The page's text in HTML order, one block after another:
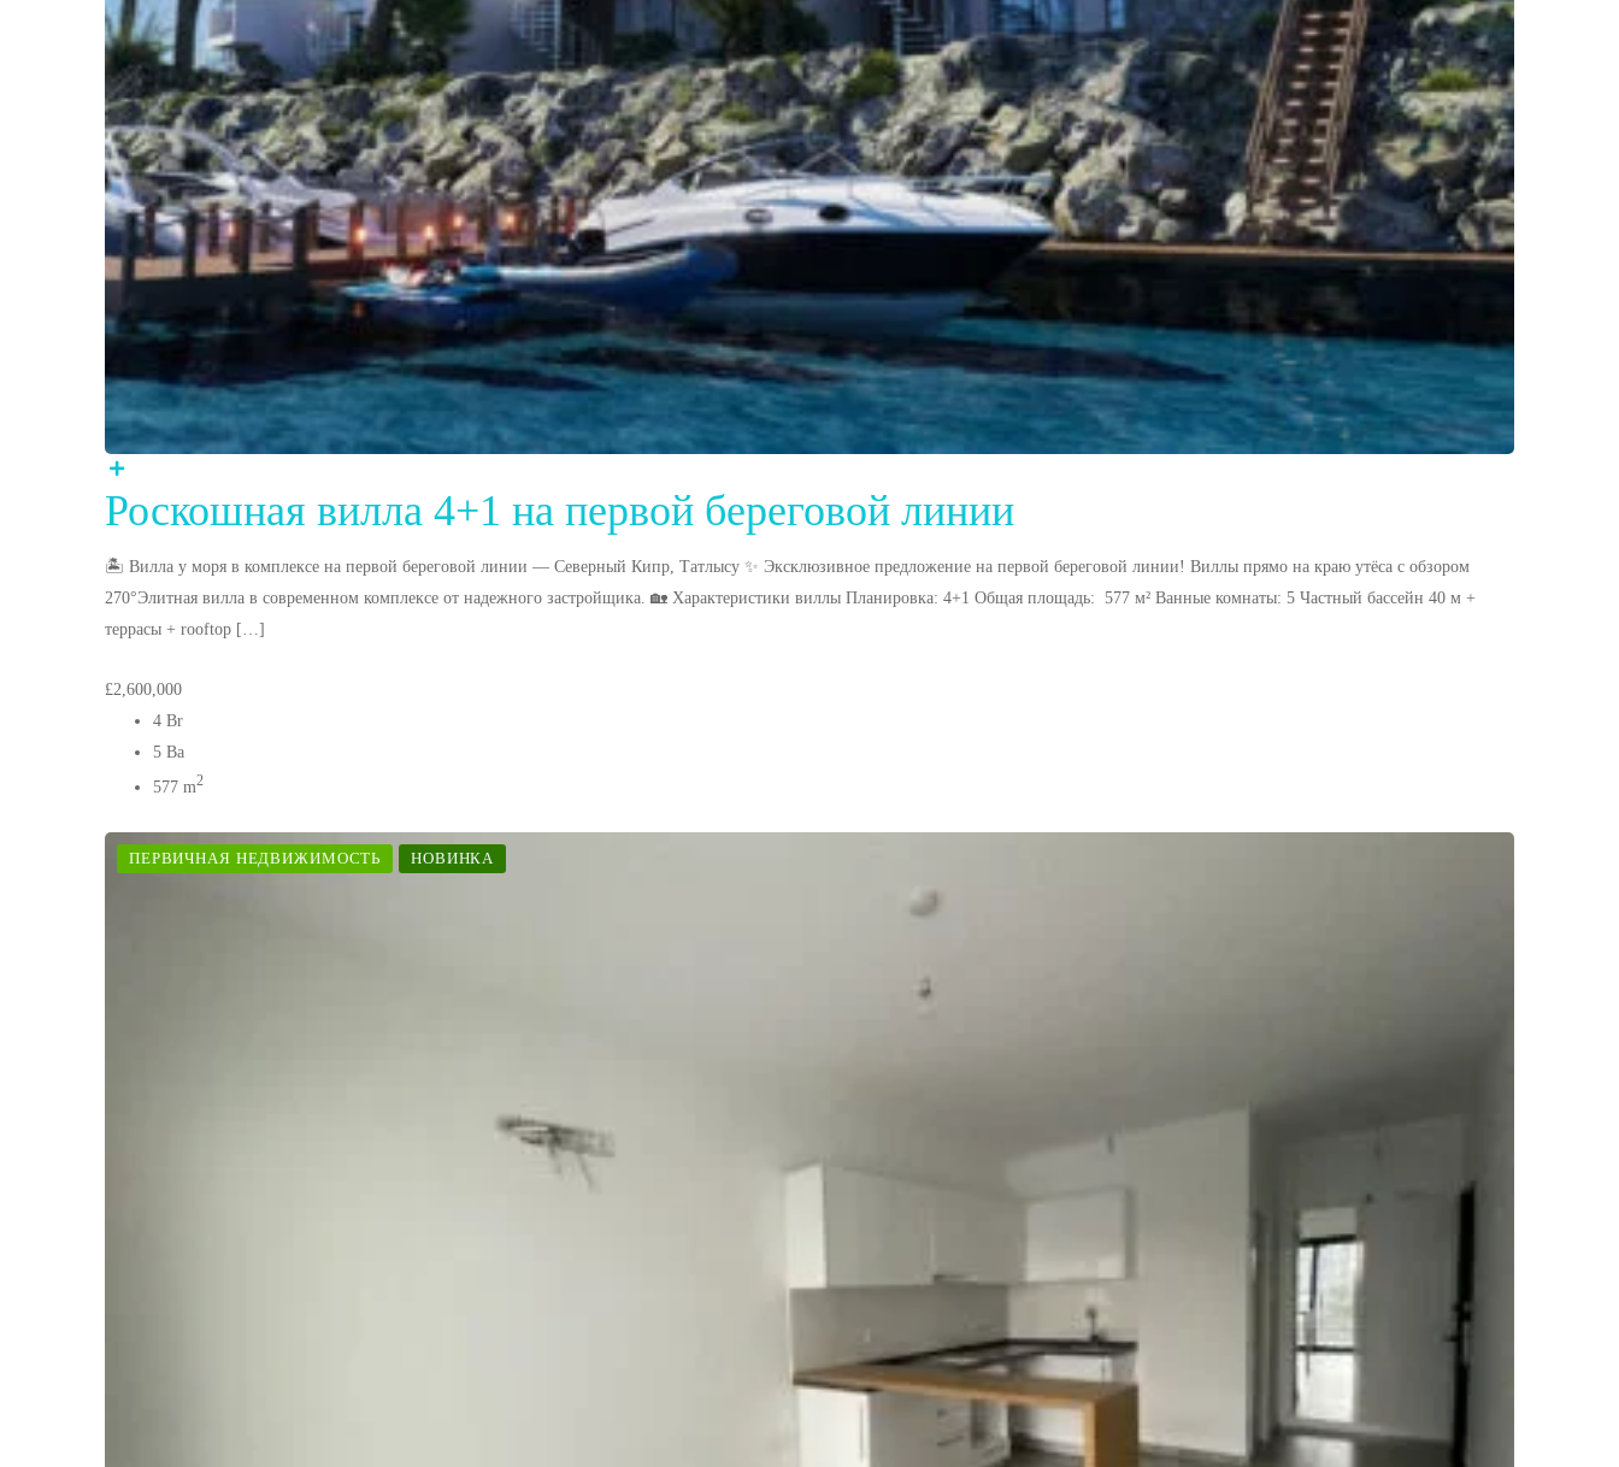
Роскошная вилла 4+1 на первой береговой линии
🏝 Вилла у моря в комплексе на первой береговой линии — Северный Кипр, Татлысу ✨ Эксклюзивное предложение на первой береговой линии! Виллы прямо на краю утёса с обзором
270°Элитная вилла в современном комплексе от надежного застройщика. 🏡 Характеристики виллы Планировка: 4+1 Общая площадь: 577 м² Ванные комнаты: 5 Частный бассейн 40 м +
террасы + rooftop […]
£2,600,000
4 Br
5 Ba
577 m2
ПЕРВИЧНАЯ НЕДВИЖИМОСТЬ НОВИНКА